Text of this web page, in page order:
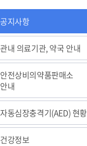
공지사항
관내 의료기관, 약국 안내
안전상비의약품판매소
안내
자동심장충격기(AED) 현황
건강정보